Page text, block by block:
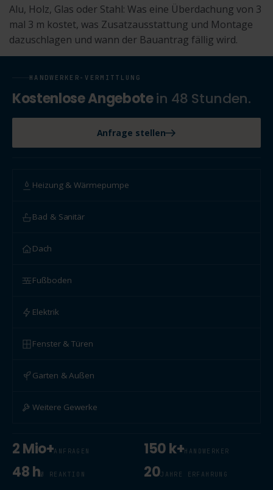
Alu, Holz, Glas oder Stahl: Was eine Überdachung von 3
mal 3 m kostet, was Zusatzausstattung und Montage
dazuschlagen und wann der Bauantrag fällig wird.
HANDWERKER-VERMITTLUNG
Kostenlose Angebotein 48 Stunden.
Anfrage stellen
Heizung & Wärmepumpe
Bad & Sanitär
Dach
Fußboden
Elektrik
Fenster & Türen
Garten & Außen
Weitere Gewerke
2 Mio+ANFRAGEN 150 k+HANDWERKER
48 hØ REAKTION 20JAHRE ERFAHRUNG